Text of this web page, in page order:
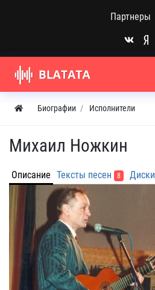
Партнеры
Биографии Исполнители
Михаил Ножкин
Описание Тексты песен 8 Диски